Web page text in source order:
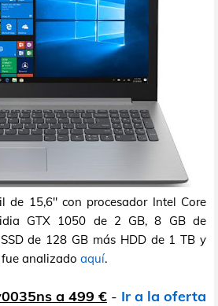
de 15,6" con procesador Intel Core
GTX 1050 de 2 GB, 8 GB de
de 128 GB más HDD de 1 TB y
analizado aquí.
a 499 € - Ir a la oferta